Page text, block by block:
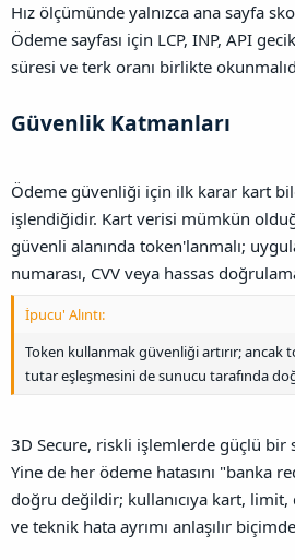
Hız ölçümünde yalnızca ana sayfa
Ödeme sayfası için LCP, INP, API
süresi ve terk oranı birlikte
Güvenlik Katmanları​
Ödeme güvenliği için ilk karar kart
işlendiğidir. Kart verisi mümkün
güvenli alanında token'lanmalı;
numarası, CVV veya hassas
İpucu' Alıntı:
Token kullanmak güvenliği artırır; ancak
tutar eşleşmesini de sunucu tarafında
3D Secure, riskli işlemlerde güçlü bir
Yine de her ödeme hatasını "banka
doğru değildir; kullanıcıya kart, limit,
ve teknik hata ayrımı anlaşılır